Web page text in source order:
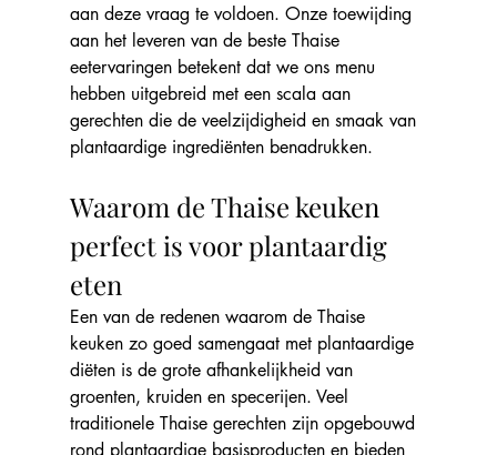
aan deze vraag te voldoen. Onze toewijding
aan het leveren van de beste Thaise
eetervaringen betekent dat we ons menu
hebben uitgebreid met een scala aan
gerechten die de veelzijdigheid en smaak van
plantaardige ingrediënten benadrukken.
Waarom de Thaise keuken
perfect is voor plantaardig
eten
Een van de redenen waarom de Thaise
keuken zo goed samengaat met plantaardige
diëten is de grote afhankelijkheid van
groenten, kruiden en specerijen. Veel
traditionele Thaise gerechten zijn opgebouwd
rond plantaardige basisproducten en bieden